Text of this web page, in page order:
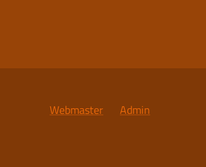
Webmaster Admin